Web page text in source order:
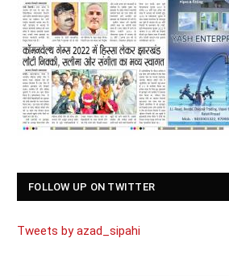
FOLLOW UP ON TWITTER
Tweets by azad_sipahi